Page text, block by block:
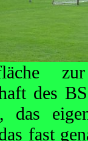
des
das
fast